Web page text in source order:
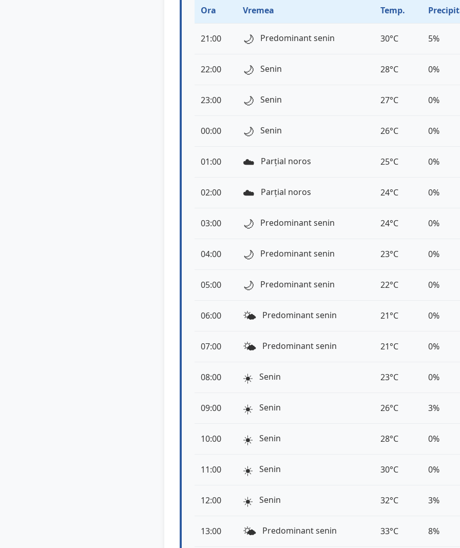
Ora Vremea Temp.
21:00 🌙 Predominant senin 30°C 5%
22:00 🌙 Senin 28°C 0%
23:00 🌙 Senin 27°C 0%
00:00 🌙 Senin 26°C 0%
01:00 ☁️ Parțial noros 25°C 0%
02:00 ☁️ Parțial noros 24°C 0%
03:00 🌙 Predominant senin 24°C 0%
04:00 🌙 Predominant senin 23°C 0%
05:00 🌙 Predominant senin 22°C 0%
06:00 🌤️ Predominant senin 21°C 0%
07:00 🌤️ Predominant senin 21°C 0%
08:00 ☀️ Senin 23°C 0%
09:00 ☀️ Senin 26°C 3%
10:00 ☀️ Senin 28°C 0%
11:00 ☀️ Senin 30°C 0%
12:00 ☀️ Senin 32°C 3%
13:00 🌤️ Predominant senin 33°C 8%